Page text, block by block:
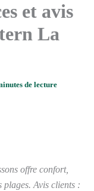
et avis
La
de lecture
offre confort,
plages. Avis clients :